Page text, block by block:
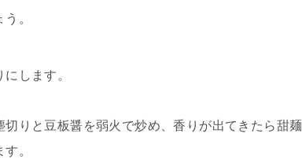
。
します。
りと豆板醤を弱火で炒め、香りが出てきたら甜麺
。